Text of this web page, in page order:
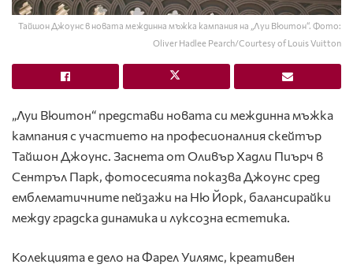
Тайшон Джоунс в новата междинна мъжка кампания на „Луи Вюитон“. Фото:
Oliver Hadlee Pearch/Courtesy of Louis Vuitton
„Луи Вюитон“ представи новата си междинна мъжка
кампания с участието на професионалния скейтър
Тайшон Джоунс. Заснета от Оливър Хадли Пиърч в
Сентръл Парк, фотосесията показва Джоунс сред
емблематичните пейзажи на Ню Йорк, балансирайки
между градска динамика и луксозна естетика.
Колекцията е дело наФарел Уилямс, креативен